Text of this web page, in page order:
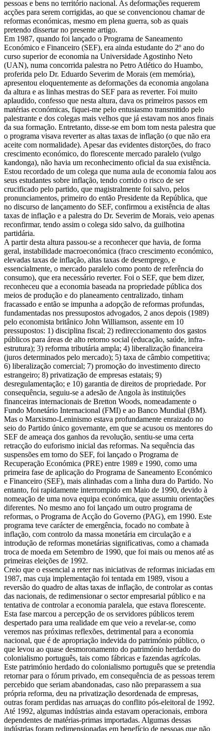
pessoas e bens no território nacional. As deformações requerem
acções para serem corrigidas, ao que se convencionou chamar de
reformas económicas, mesmo em plena guerra, sob as quais
pretendo dissertar no presente artigo.
Em 1987, quando foi lançado o Programa de Saneamento
Económico e Financeiro (SEF), era ainda estudante do 2º ano do
curso superior de economia na Universidade Agostinho Neto
(UAN), numa concorrida palestra no Petro Atlético do Huambo,
proferida pelo Dr. Eduardo Severim de Morais (em memória),
apresentou eloquentemente as deformações da economia angolana
da altura e as linhas mestras do SEF para as reverter. Foi muito
aplaudido, confesso que nesta altura, dava os primeiros passos em
matérias económicas, fiquei-me pelo entusiasmo transmitido pelo
palestrante e dos colegas mais velhos que já estavam nos anos finais
da sua formação. Entretanto, disse-se em bom tom nesta palestra que
o programa visava reverter as altas taxas de inflação (o que não era
aceite com normalidade). Apesar das evidentes distorções, do fraco
crescimento económico, do florescente mercado paralelo (vulgo
kandonga), não havia um reconhecimento oficial da sua existência.
Estou recordado de um colega que numa aula de economia falou aos
seus estudantes sobre inflação, tendo corrido o risco de ser
crucificado pelo partido, que magistralmente foi salvo, pelos
pronunciamentos, primeiro do então Presidente da República, que
no discurso de lançamento do SEF, confirmou a existência de altas
taxas de inflação e a palestra do Dr. Severim de Morais, veio apenas
reconfirmar, tendo assim o colega sido salvo, da guilhotina
partidária.
A partir desta altura passou-se a reconhecer que havia, de forma
geral, instabilidade macroeconómica (fraco crescimento económico,
elevadas taxas de inflação, altas taxas de desemprego, e
essencialmente, o mercado paralelo como ponto de referência do
consumo), que era necessário reverter. Foi o SEF, que bem dizer,
reconheceu que a economia baseada na propriedade pública dos
meios de produção e do planeamento centralizado, tinham
fracassado e então se impunha a adopção de reformas profundas,
fundamentadas nos pressupostos advogados, 2 anos depois (1989)
pelo economista britânico John Williamson, assente em 10
pressupostos: 1) disciplina fiscal; 2) redireccionamento dos gastos
públicos para áreas de alto retorno social (educação, saúde, infra-
estrutura); 3) reforma tributária ampla; 4) liberalização financeira
(juros determinados pelo mercado); 5) taxa de câmbio competitiva;
6) liberalização comercial; 7) promoção do investimento directo
estrangeiro; 8) privatização de empresas estatais; 9)
desregulamentação; e 10) garantia de direitos de propriedade. Por
consequência, seguiu-se a adesão de Angola às instituições
financeiras internacionais de Bretton Woods, nomeadamente o
Fundo Monetário Internacional (FMI) e ao Banco Mundial (BM).
Mas o Marxismo-Leninismo estava profundamente enraizado no
seio do Partido único governante, em que se acusou os mentores do
SEF de ameaça dos ganhos da revolução, sentiu-se uma certa
retracção do euforismo inicial das reformas. Na sequência das
suspensões em torno do SEF, foi lançado o Programa de
Recuperação Económica (PRE) entre 1989 e 1990, como uma
primeira fase de aplicação do Programa de Saneamento Económico
e Financeiro (SEF), mais alinhadas com a linha dura do Partido. No
entanto, foi rapidamente interrompido em Maio de 1990, devido à
nomeação de uma nova equipa económica, que assumiu orientações
diferentes. No mesmo ano foi lançado um outro programa de
reformas, o Programa de Acção do Governo (PAG), em 1990. Este
programa teve carácter de emergência, focado no combate à
inflação, com controlo da massa monetária em circulação e a
introdução de reformas monetárias significativas, como a chamada
troca de moeda em Setembro de 1990, que foi mais ou menos até as
primeiras eleições de 1992.
Creio que o essencial a reter nas iniciativas de reformas iniciadas em
1987, mas cuja implementação foi tentada em 1989, visou a
reversão do quadro de altas taxas de inflação, de controlar as contas
das nacionais, de redimensionar o sector empresarial público e na
tentativa de controlar a economia paralela, que estava florescente.
Esta fase marcou a percepção de os servidores públicos terem
despertado para uma realidade em que veio a revelar-se, como
veremos nas próximas reflexões, detrimental para a economia
nacional, que é de apropriação indevida do património público, o
que levou ao quase desmoronamento do património herdado do
colonialismo português, tais como fábricas e fazendas agrícolas.
Este património herdado do colonialismo português que se pretendia
retornar para o fórum privado, em consequência de as pessoas terem
percebido que seriam abandonadas, caso não preparassem a sua
própria reforma, deu na privatização desordenada de empresas,
outras foram perdidas nas arruaças do conflito pós-eleitoral de 1992.
Até 1992, algumas indústrias ainda estavam operacionais, embora
dependentes de matérias-primas importadas. Algumas dessas
indústrias foram redimensionadas em benefício de pessoas que não